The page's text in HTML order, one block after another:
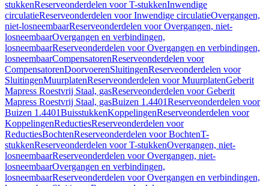
stukkenReserveonderdelen voor T-stukkenInwendige
circulatieReserveonderdelen voor Inwendige circulatieOvergangen,
niet-losneembaarReserveonderdelen voor Overgangen, niet-
losneembaarOvergangen en verbindingen,
losneembaarReserveonderdelen voor Overgangen en verbindingen,
losneembaarCompensatorenReserveonderdelen voor
CompensatorenDoorvoerenSluitingenReserveonderdelen voor
SluitingenMuurplatenReserveonderdelen voor MuurplatenGeberit
Mapress Roestvrij Staal, gasReserveonderdelen voor Geberit
Mapress Roestvrij Staal, gasBuizen 1.4401Reserveonderdelen voor
Buizen 1.4401BuisstukkenKoppelingenReserveonderdelen voor
KoppelingenReductiesReserveonderdelen voor
ReductiesBochtenReserveonderdelen voor BochtenT-
stukkenReserveonderdelen voor T-stukkenOvergangen, niet-
losneembaarReserveonderdelen voor Overgangen, niet-
losneembaarOvergangen en verbindingen,
losneembaarReserveonderdelen voor Overgangen en verbindingen,